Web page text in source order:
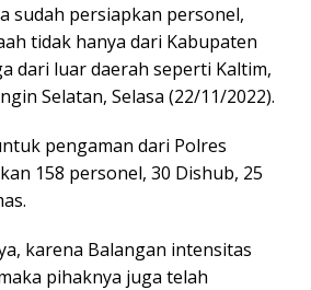
sudah persiapkan personel,
tidak hanya dari Kabupaten
dari luar daerah seperti Kaltim,
Selatan, Selasa (22/11/2022).
pengaman dari Polres
158 personel, 30 Dishub, 25
karena Balangan intensitas
pihaknya juga telah